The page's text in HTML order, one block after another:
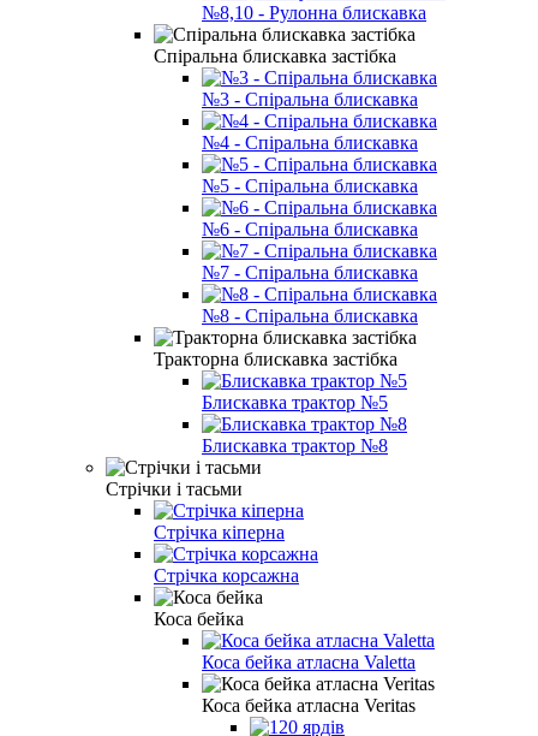
№8,10 - Рулонна блискавка
Спіральна блискавка застібка
№3 - Спіральна блискавка
№4 - Спіральна блискавка
№5 - Спіральна блискавка
№6 - Спіральна блискавка
№7 - Спіральна блискавка
№8 - Спіральна блискавка
Тракторна блискавка застібка
Блискавка трактор №5
Блискавка трактор №8
Стрічки і тасьми
Стрічка кіперна
Стрічка корсажна
Коса бейка
Коса бейка атласна Valetta
Коса бейка атласна Veritas